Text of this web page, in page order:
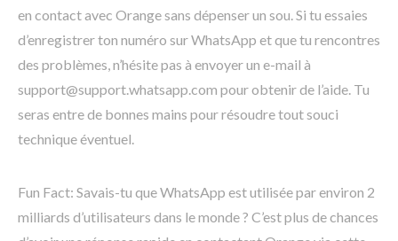
en contact avec Orange sans dépenser un sou. Si tu essaies
d’enregistrer ton numéro sur WhatsApp et que tu rencontres
des problèmes, n’hésite pas à envoyer un e-mail à
support@support.whatsapp.com pour obtenir de l’aide. Tu
seras entre de bonnes mains pour résoudre tout souci
technique éventuel.
Fun Fact: Savais-tu que WhatsApp est utilisée par environ 2
milliards d’utilisateurs dans le monde ? C’est plus de chances